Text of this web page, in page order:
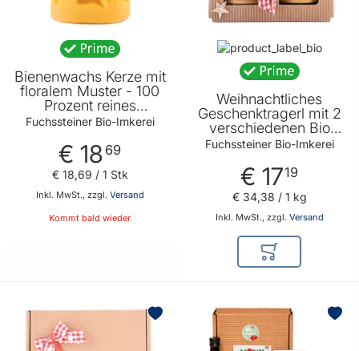
Bienenwachs Kerze mit
floralem Muster - 100
Prozent reines
Bienenwachs -
angenehmen Duft von
Fuchssteiner Bio-
Imkerei
Fuchssteiner Bio-Imkerei
€ 18 69
Inkl. MwSt., zzgl. Versand
€ 18,69 / 1 Stk
Kommt bald wieder
Weihnachtliches
Geschenktragerl mit 2
verschiedenen Bio
Honigen 2 x 250g -
Honigliebhaber von
Fuchssteiner Bio
Imkerei
Fuchssteiner Bio-Imkerei
€ 1719
Inkl. MwSt., zzgl. Versand
€ 34,38 / 1 kg
In den